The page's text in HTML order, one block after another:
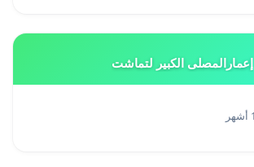
إعمارالمصلى الكبير لتماشت